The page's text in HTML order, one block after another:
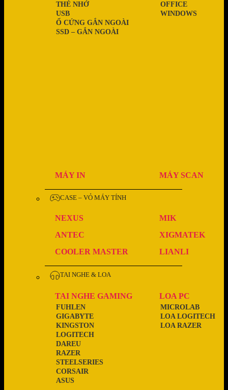
SSD – GẮN NGOÀI
Ổ CỨNG GẮN NGOÀI
USB
THẺ NHỚ
WINDOWS
OFFICE
MÁY IN MÁY SCAN
CASE – VỎ MÁY TÍNH
NEXUS
MIK
ANTEC
XIGMATEK
COOLER MASTER
LIANLI
TAI NGHE & LOA
TAI NGHE GAMING
ASUS
CORSAIR
STEELSERIES
RAZER
DAREU
LOGITECH
KINGSTON
GIGABYTE
FUHLEN
LOA PC
LOA RAZER
LOA LOGITECH
MICROLAB